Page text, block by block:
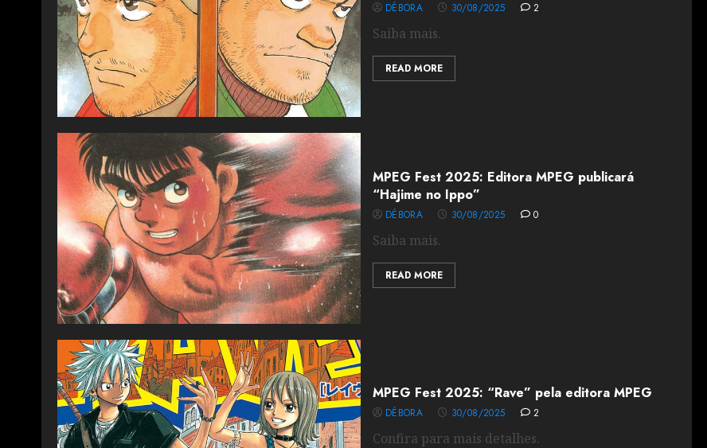
DÉBORA 30/08/2025 2
Saiba mais.
READ MORE
MPEG Fest 2025: Editora MPEG publicará
“Hajime no Ippo”
DÉBORA 30/08/2025 0
Saiba mais.
READ MORE
MPEG Fest 2025: “Rave” pela editora MPEG
DÉBORA 30/08/2025 2
Confira para mais detalhes.